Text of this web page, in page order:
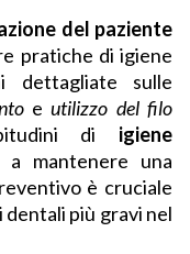
del paziente
pratiche di igiene
dettagliate sulle
eutilizzo del filo
di igiene
a mantenere una
è cruciale
più gravi nel